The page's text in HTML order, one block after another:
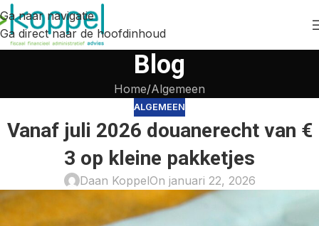
Ga naar navigatie
Ga direct naar de hoofdinhoud
Blog
Home Algemeen
ALGEMEEN
Vanaf juli 2026 douanerecht van €
3 op kleine pakketjes
Daan KoppelOn januari 22, 2026